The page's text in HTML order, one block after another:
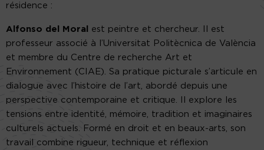
résidence :
Alfonso del Moral
est peintre et chercheur. Il est
professeur associé à l’Universitat Politècnica de València
et membre du Centre de recherche Art et
Environnement (CIAE). Sa pratique picturale s’articule en
dialogue avec l’histoire de l’art, abordé depuis une
perspective contemporaine et critique. Il explore les
tensions entre identité, mémoire, tradition et imaginaires
culturels actuels. Formé en droit et en beaux-arts, son
travail combine rigueur, technique et réflexion